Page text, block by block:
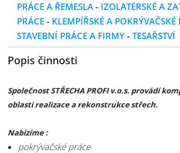
PRÁCE A ŘEMESLA - IZOLATÉRSKÉ A
PRÁCE - KLEMPÍŘSKÉ A POKRÝVAČSKÉ
STAVEBNÍ PRÁCE A FIRMY -TESAŘSTVÍ
Popis činnosti
Společnost STŘECHA PROFI v.o.s. provádí
oblasti realizace a rekonstrukce střech.
Nabízíme :
pokrývačské práce